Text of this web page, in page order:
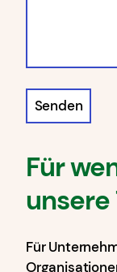
Für
unsere
Für